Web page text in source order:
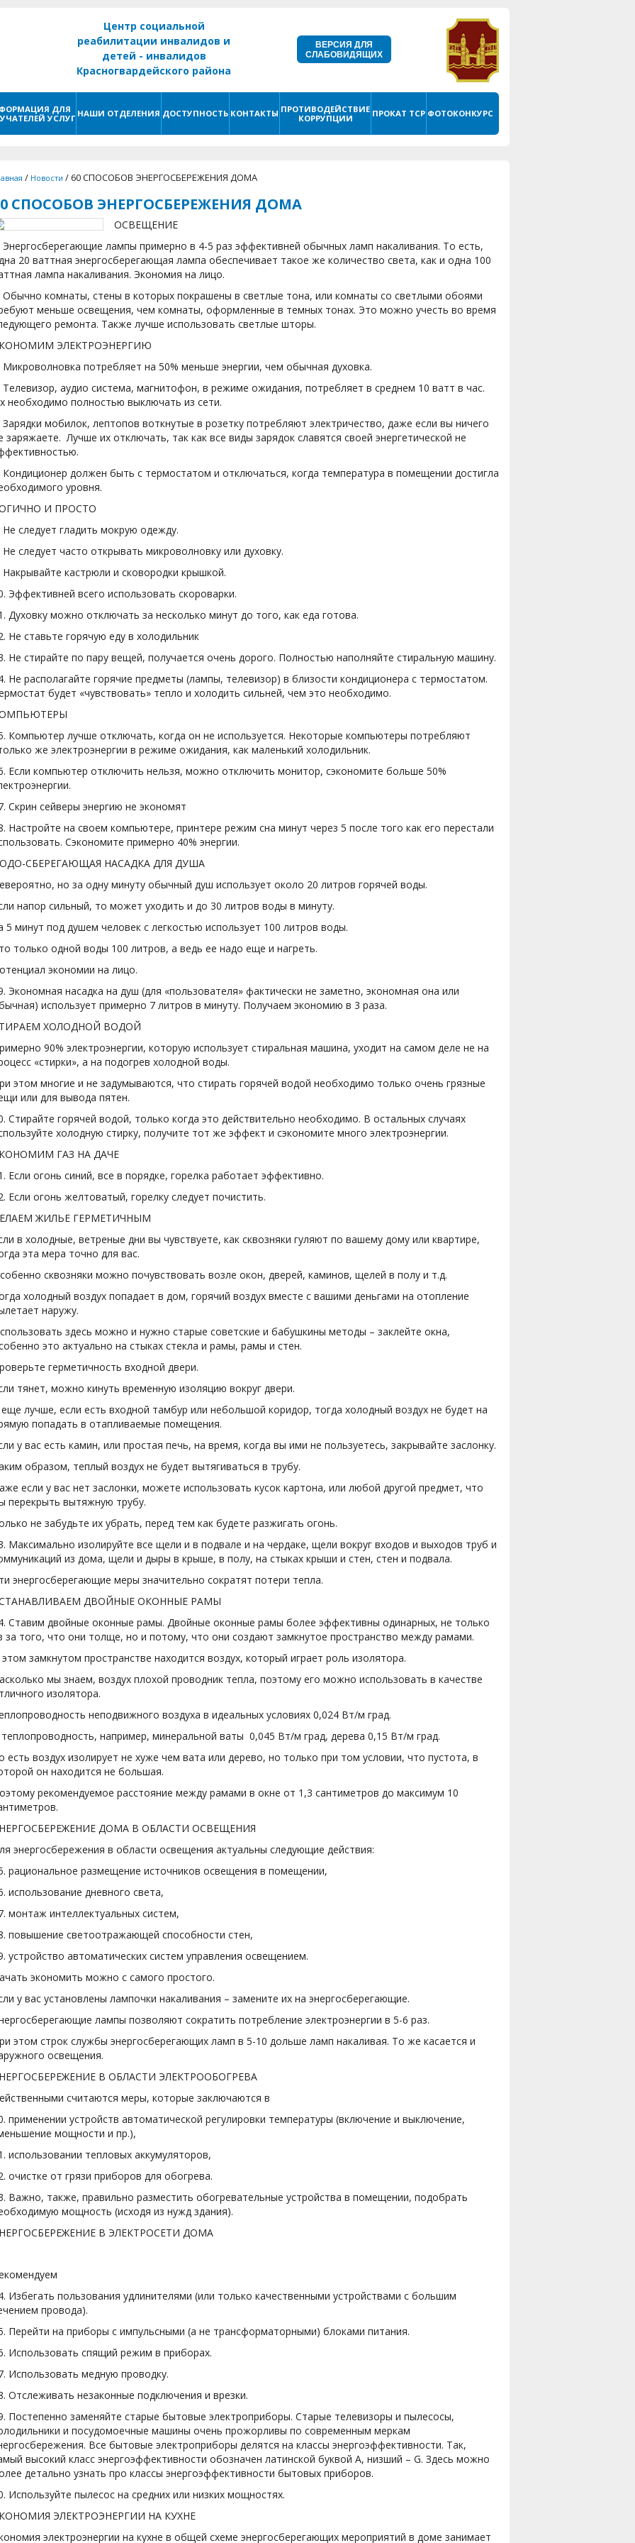
Центр социальной
реабилитации инвалидов и
детей - инвалидов
Красногвардейского района
ВЕРСИЯ ДЛЯ
СЛАБОВИДЯЩИХ
ДЛЯ
УСЛУГ НАШИ ОТДЕЛЕНИЯ ДОСТУПНОСТЬ КОНТАКТЫ ПРОТИВОДЕЙСТВИЕ
КОРРУПЦИИ
ПРОКАТ ТСР ФОТОКОНКУРС
/ Новости / 60 СПОСОБОВ ЭНЕРГОСБЕРЕЖЕНИЯ ДОМА
СПОСОБОВ ЭНЕРГОСБЕРЕЖЕНИЯ ДОМА
ОСВЕЩЕНИЕ
Энергосберегающие лампы примерно в 4-5 раз эффективней обычных ламп накаливания. То есть,
20 ваттная энергосберегающая лампа обеспечивает такое же количество света, как и одна 100
лампа накаливания. Экономия на лицо.
Обычно комнаты, стены в которых покрашены в светлые тона, или комнаты со светлыми обоями
меньше освещения, чем комнаты, оформленные в темных тонах. Это можно учесть во время
ремонта. Также лучше использовать светлые шторы.
ЭЛЕКТРОЭНЕРГИЮ
Микроволновка потребляет на 50% меньше энергии, чем обычная духовка.
Телевизор, аудио система, магнитофон, в режиме ожидания, потребляет в среднем 10 ватт в час.
необходимо полностью выключать из сети.
Зарядки мобилок, лептопов воткнутые в розетку потребляют электричество, даже если вы ничего
заряжаете. Лучше их отключать, так как все виды зарядок славятся своей энергетической не
Кондиционер должен быть с термостатом и отключаться, когда температура в помещении достигла
уровня.
И ПРОСТО
Не следует гладить мокрую одежду.
Не следует часто открывать микроволновку или духовку.
Накрывайте кастрюли и сковородки крышкой.
Эффективней всего использовать скороварки.
Духовку можно отключать за несколько минут до того, как еда готова.
Не ставьте горячую еду в холодильник
Не стирайте по пару вещей, получается очень дорого. Полностью наполняйте стиральную машину.
Не располагайте горячие предметы (лампы, телевизор) в близости кондиционера с термостатом.
будет «чувствовать» тепло и холодить сильней, чем это необходимо.
Компьютер лучше отключать, когда он не используется. Некоторые компьютеры потребляют
же электроэнергии в режиме ожидания, как маленький холодильник.
Если компьютер отключить нельзя, можно отключить монитор, сэкономите больше 50%
Скрин сейверы энергию не экономят
Настройте на своем компьютере, принтере режим сна минут через 5 после того как его перестали
Сэкономите примерно 40% энергии.
СБЕРЕГАЮЩАЯ НАСАДКА ДЛЯ ДУША
но за одну минуту обычный душ использует около 20 литров горячей воды.
напор сильный, то может уходить и до 30 литров воды в минуту.
5 минут под душем человек с легкостью использует 100 литров воды.
только одной воды 100 литров, а ведь ее надо еще и нагреть.
экономии на лицо.
Экономная насадка на душ (для «пользователя» фактически не заметно, экономная она или
использует примерно 7 литров в минуту. Получаем экономию в 3 раза.
ХОЛОДНОЙ ВОДОЙ
90% электроэнергии, которую использует стиральная машина, уходит на самом деле не на
«стирки», а на подогрев холодной воды.
этом многие и не задумываются, что стирать горячей водой необходимо только очень грязные
или для вывода пятен.
Стирайте горячей водой, только когда это действительно необходимо. В остальных случаях
холодную стирку, получите тот же эффект и сэкономите много электроэнергии.
ГАЗ НА ДАЧЕ
Если огонь синий, все в порядке, горелка работает эффективно.
Если огонь желтоватый, горелку следует почистить.
ЖИЛЬЕ ГЕРМЕТИЧНЫМ
в холодные, ветреные дни вы чувствуете, как сквозняки гуляют по вашему дому или квартире,
эта мера точно для вас.
сквозняки можно почувствовать возле окон, дверей, каминов, щелей в полу и т.д.
холодный воздух попадает в дом, горячий воздух вместе с вашими деньгами на отопление
наружу.
здесь можно и нужно старые советские и бабушкины методы – заклейте окна,
это актуально на стыках стекла и рамы, рамы и стен.
герметичность входной двери.
тянет, можно кинуть временную изоляцию вокруг двери.
лучше, если есть входной тамбур или небольшой коридор, тогда холодный воздух не будет на
попадать в отапливаемые помещения.
у вас есть камин, или простая печь, на время, когда вы ими не пользуетесь, закрывайте заслонку.
образом, теплый воздух не будет вытягиваться в трубу.
если у вас нет заслонки, можете использовать кусок картона, или любой другой предмет, что
перекрыть вытяжную трубу.
не забудьте их убрать, перед тем как будете разжигать огонь.
Максимально изолируйте все щели и в подвале и на чердаке, щели вокруг входов и выходов труб и
из дома, щели и дыры в крыше, в полу, на стыках крыши и стен, стен и подвала.
энергосберегающие меры значительно сократят потери тепла.
ДВОЙНЫЕ ОКОННЫЕ РАМЫ
Ставим двойные оконные рамы. Двойные оконные рамы более эффективны одинарных, не только
за того, что они толще, но и потому, что они создают замкнутое пространство между рамами.
замкнутом пространстве находится воздух, который играет роль изолятора.
мы знаем, воздух плохой проводник тепла, поэтому его можно использовать в качестве
изолятора.
неподвижного воздуха в идеальных условиях 0,024 Вт/м град.
например, минеральной ваты 0,045 Вт/м град, дерева 0,15 Вт/м град.
есть воздух изолирует не хуже чем вата или дерево, но только при том условии, что пустота, в
он находится не большая.
рекомендуемое расстояние между рамами в окне от 1,3 сантиметров до максимум 10
ДОМА В ОБЛАСТИ ОСВЕЩЕНИЯ
энергосбережения в области освещения актуальны следующие действия:
рациональное размещение источников освещения в помещении,
использование дневного света,
монтаж интеллектуальных систем,
повышение светоотражающей способности стен,
устройство автоматических систем управления освещением.
экономить можно с самого простого.
у вас установлены лампочки накаливания – замените их на энергосберегающие.
лампы позволяют сократить потребление электроэнергии в 5-6 раз.
этом строк службы энергосберегающих ламп в 5-10 дольше ламп накаливая. То же касается и
освещения.
В ОБЛАСТИ ЭЛЕКТРООБОГРЕВА
считаются меры, которые заключаются в
применении устройств автоматической регулировки температуры (включение и выключение,
мощности и пр.),
использовании тепловых аккумуляторов,
очистке от грязи приборов для обогрева.
Важно, также, правильно разместить обогревательные устройства в помещении, подобрать
мощность (исходя из нужд здания).
В ЭЛЕКТРОСЕТИ ДОМА
Избегать пользования удлинителями (или только качественными устройствами с большим
провода).
Перейти на приборы с импульсными (а не трансформаторными) блоками питания.
Использовать спящий режим в приборах.
Использовать медную проводку.
Отслеживать незаконные подключения и врезки.
Постепенно заменяйте старые бытовые электроприборы. Старые телевизоры и пылесосы,
и посудомоечные машины очень прожорливы по современным меркам
Все бытовые электроприборы делятся на классы энергоэффективности. Так,
высокий класс энергоэффективности обозначен латинской буквой А, низший – G. Здесь можно
детально узнать про классы энергоэффективности бытовых приборов.
Используйте пылесос на средних или низких мощностях.
ЭЛЕКТРОЭНЕРГИИ НА КУХНЕ
электроэнергии на кухне в общей схеме энергосберегающих мероприятий в доме занимает